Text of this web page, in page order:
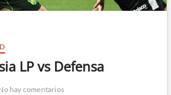
LP vs Defensa
hay comentarios